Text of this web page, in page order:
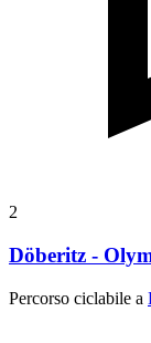
2
Döberitz -
Percorso ciclabile a